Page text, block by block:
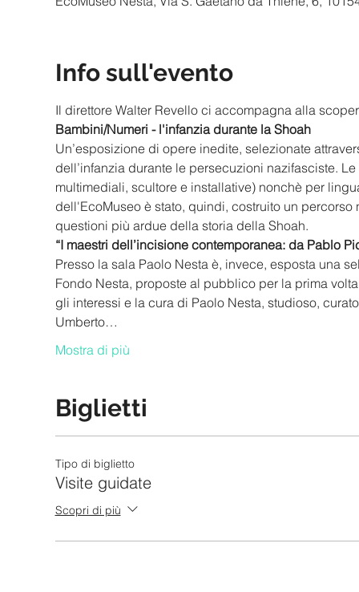
Info sull'evento
Il direttore Walter Revello ci accompagna alla
Bambini/Numeri - l'infanzia durante la Shoah
Un’esposizione di opere inedite, selezionate
dell’infanzia durante le persecuzioni nazifasciste.
multimediali, scultore e installative) nonchè per
dell'EcoMuseo è stato, quindi, costruito un
questioni più ardue della storia della Shoah.
“I maestri dell’incisione contemporanea: da Pablo
Presso la sala Paolo Nesta è, invece, esposta una
Fondo Nesta, proposte al pubblico per la prima
gli interessi e la cura di Paolo Nesta, studioso,
Umberto…
Mostra di più
Biglietti
Tipo di biglietto
Visite guidate
Scopri di più